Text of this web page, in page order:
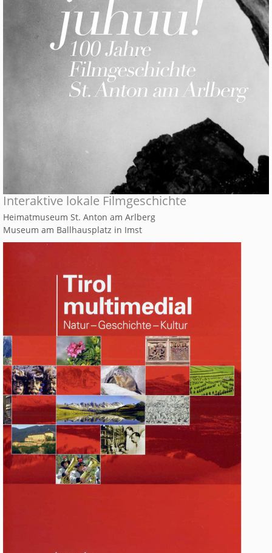
Interaktive lokale Filmgeschichte
Heimatmuseum St. Anton am Arlberg
Museum am Ballhausplatz in Imst